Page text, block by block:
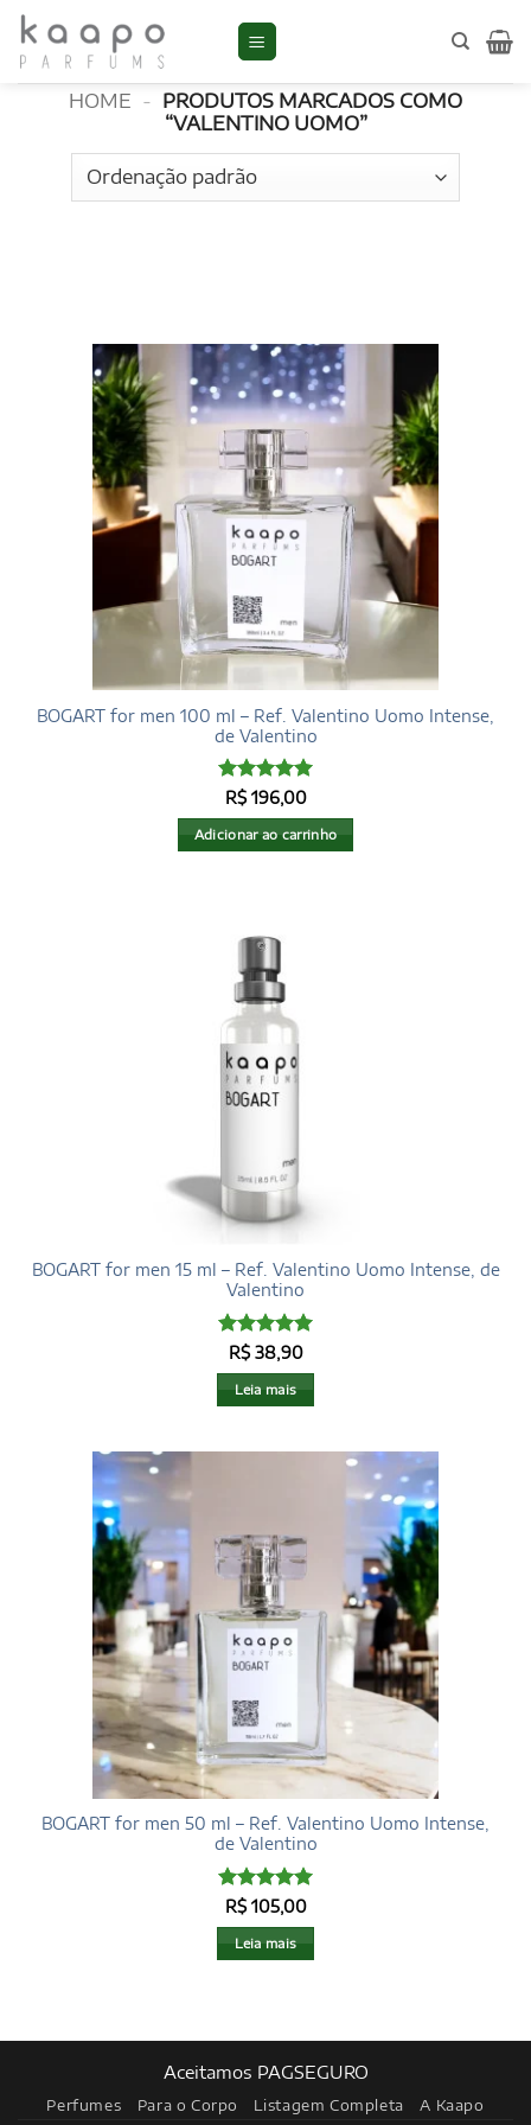
Skip
content
Valentino Uomo
HOME - PRODUTOS MARCADOS COMO
“VALENTINO UOMO”
BOGART for men 100 ml – Ref. Valentino Uomo Intense,
de Valentino
Avaliação5
de 5
R$196,00
Adicionar ao carrinho
BOGART for men 15 ml – Ref. Valentino Uomo Intense, de
Valentino
Avaliação5
de 5
R$38,90
Leia mais
BOGART for men 50 ml – Ref. Valentino Uomo Intense,
de Valentino
Avaliação5
de 5
R$105,00
Leia mais
Aceitamos PAGSEGURO
Perfumes Para o Corpo Listagem Completa A Kaapo